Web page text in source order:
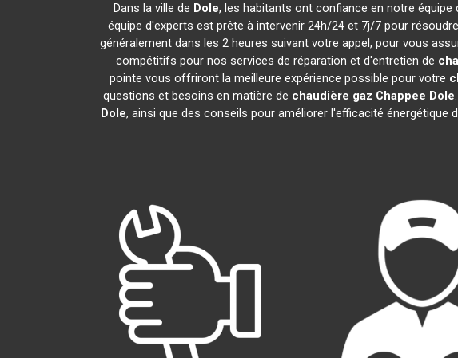
Dans la ville de Dole, les habitants ont confiance en notre
équipe d'experts est prête à intervenir 24h/24 et 7j/7 pour
généralement dans les 2 heures suivant votre appel, pour vous
compétitifs pour nos services de réparation et d'entretien de
pointe vous offriront la meilleure expérience possible pour votre
questions et besoins en matière de chaudière gaz Chappee Dole
Dole, ainsi que des conseils pour améliorer l'efficacité